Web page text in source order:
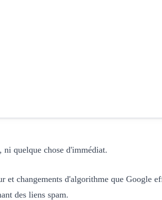
ni quelque chose d'immédiat.
et changements d'algorithme que
des liens spam.